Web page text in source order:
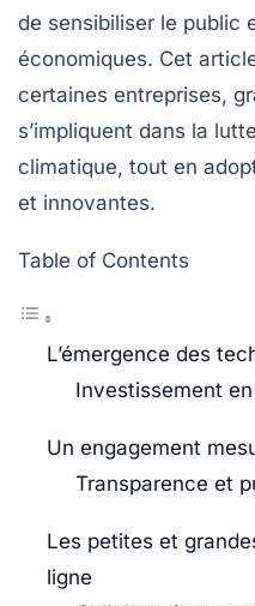
de sensibiliser le public
économiques. Cet
certaines entreprises,
s’impliquent dans la
climatique, tout en
et innovantes.
Table of Contents
L’émergence des
Investissement
Un engagement
Transparence et
Les petites et
ligne